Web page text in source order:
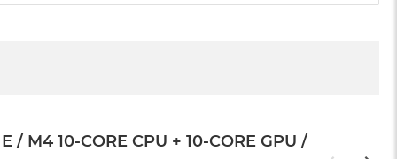
/ M4 10-CORE CPU + 10-CORE GPU /